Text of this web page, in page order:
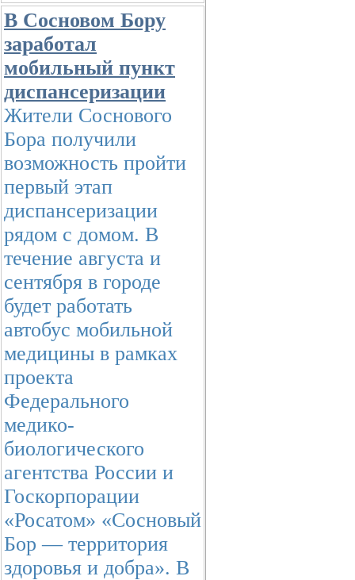
В Сосновом Бору
заработал
мобильный пункт
диспансеризации
Жители Соснового
Бора получили
возможность пройти
первый этап
диспансеризации
рядом с домом. В
течение августа и
сентября в городе
будет работать
автобус мобильной
медицины в рамках
проекта
Федерального
медико-
биологического
агентства России и
Госкорпорации
«Росатом» «Сосновый
Бор — территория
здоровья и добра». В